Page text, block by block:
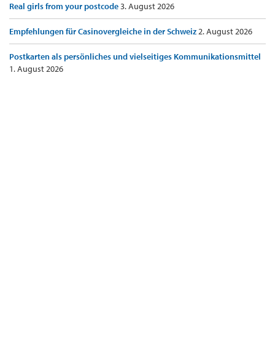
Real girls from your postcode3. August 2026
Empfehlungen für Casinovergleiche in der Schweiz2. August 2026
Postkarten als persönliches und vielseitiges Kommunikationsmittel
1. August 2026